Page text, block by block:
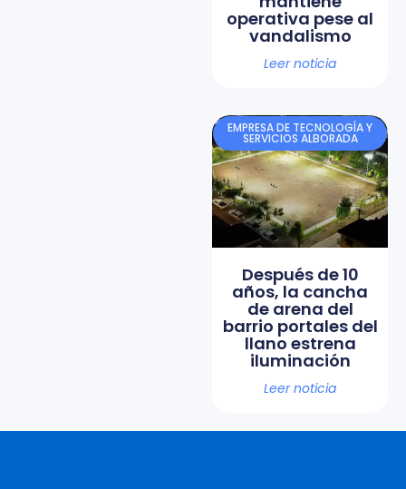
operativa pese al
vandalismo
Leer noticia
EMPRESA DE TECNOLOGÍA Y
SERVICIOS ALBORADA
Después de 10
años, la cancha
de arena del
barrio portales del
llano estrena
iluminación
Leer noticia